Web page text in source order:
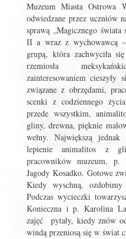
Muzeum Miasta Ostrowa
odwiedzane przez uczniów
sprawą „Magicznego
II a wraz z wychowawcą
grupą, która zachwyciła
rzemiosła
zainteresowaniem cieszyły
związane z obrzędami,
scenki z codziennego
przede wszystkim,
gliny, drewna, pięknie
wełny. Największą jednak
lepienie animalitos z
pracowników muzeum,
Jagody Kosadko. Gotowe
Kiedy wyschną,
Podczas wycieczki
Konieczna i p. Karolina
zajęć pytały, kiedy znów
windą przeniosą się w świat